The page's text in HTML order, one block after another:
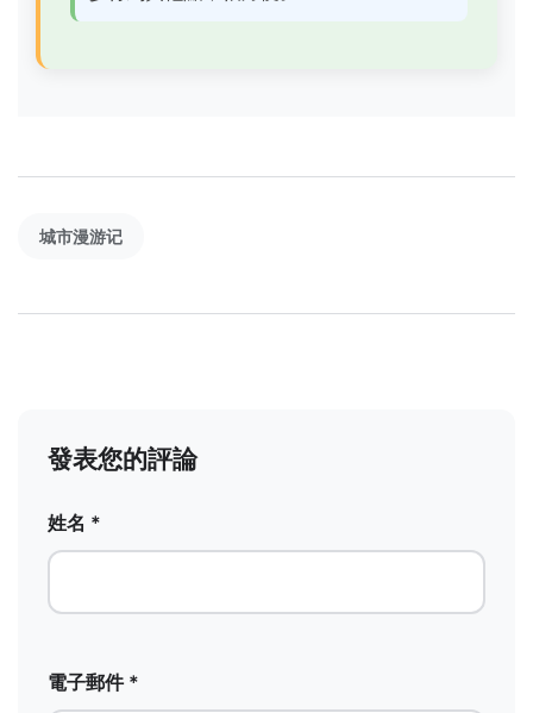
城市漫游记
發表您的評論
姓名 *
電子郵件 *